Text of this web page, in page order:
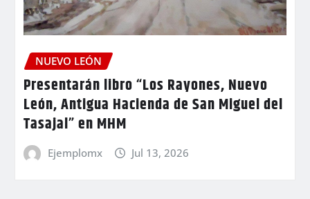
NUEVO LEÓN
Presentarán libro “Los Rayones, Nuevo
León, Antigua Hacienda de San Miguel del
Tasajal” en MHM
Ejemplomx Jul 13, 2026